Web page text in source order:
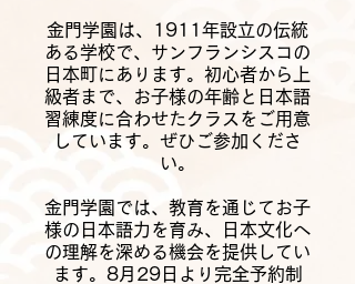
金門学園は、1911年設立の伝統
ある学校で、サンフランシスコの
日本町にあります。初心者から上
級者まで、お子様の年齢と日本語
習練度に合わせたクラスをご用意
しています。ぜひご参加くださ
い。
金門学園では、教育を通じてお子
様の日本語力を育み、日本文化へ
の理解を深める機会を提供してい
ます。8月29日より完全予約制